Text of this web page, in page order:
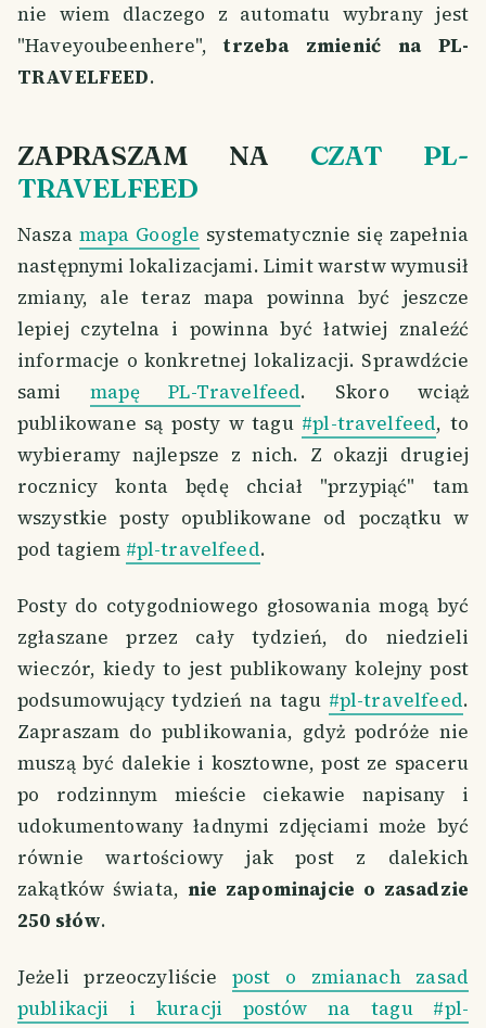
nie wiem dlaczego z automatu wybrany jest
"Haveyoubeenhere",trzeba zmienić na PL-
TRAVELFEED.
ZAPRASZAM NA CZAT PL-
TRAVELFEED
Nasza mapa Google systematycznie się zapełnia
następnymi lokalizacjami. Limit warstw wymusił
zmiany, ale teraz mapa powinna być jeszcze
lepiej czytelna i powinna być łatwiej znaleźć
informacje o konkretnej lokalizacji. Sprawdźcie
samimapę PL-Travelfeed. Skoro wciąż
publikowane są posty w tagu #pl-travelfeed, to
wybieramy najlepsze z nich. Z okazji drugiej
rocznicy konta będę chciał "przypiąć" tam
wszystkie posty opublikowane od początku w
pod tagiem #pl-travelfeed.
Posty do cotygodniowego głosowania mogą być
zgłaszane przez cały tydzień, do niedzieli
wieczór, kiedy to jest publikowany kolejny post
podsumowujący tydzień na tagu #pl-travelfeed.
Zapraszam do publikowania, gdyż podróże nie
muszą być dalekie i kosztowne, post ze spaceru
po rodzinnym mieście ciekawie napisany i
udokumentowany ładnymi zdjęciami może być
równie wartościowy jak post z dalekich
zakątków świata, nie zapominajcie o zasadzie
250 słów.
Jeżeli przeoczyliście post o zmianach zasad
publikacji i kuracji postów na tagu #pl-